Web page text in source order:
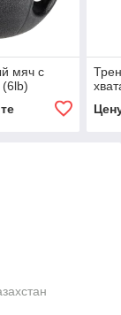
мяч с
(6lb)